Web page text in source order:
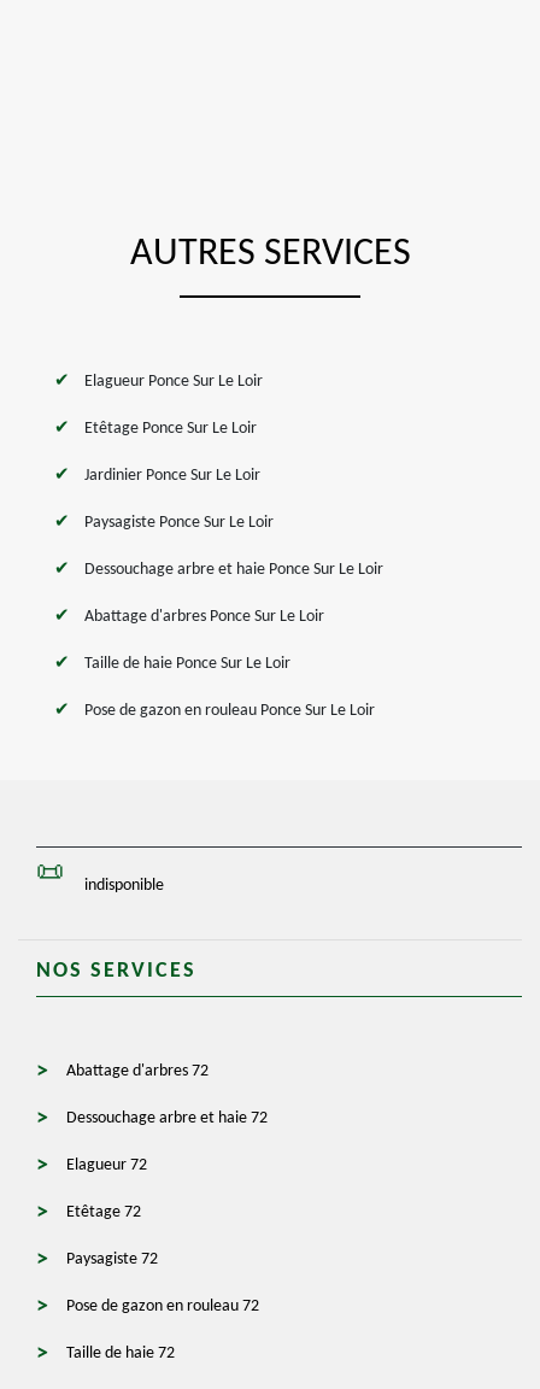
AUTRES SERVICES
Elagueur Ponce Sur Le Loir
Etêtage Ponce Sur Le Loir
Jardinier Ponce Sur Le Loir
Paysagiste Ponce Sur Le Loir
Dessouchage arbre et haie Ponce Sur Le Loir
Abattage d'arbres Ponce Sur Le Loir
Taille de haie Ponce Sur Le Loir
Pose de gazon en rouleau Ponce Sur Le Loir
indisponible
NOS SERVICES
Abattage d'arbres 72
Dessouchage arbre et haie 72
Elagueur 72
Etêtage 72
Paysagiste 72
Pose de gazon en rouleau 72
Taille de haie 72